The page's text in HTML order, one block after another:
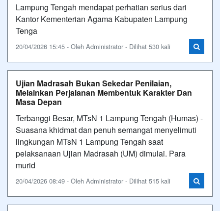
Lampung Tengah mendapat perhatian serius dari
Kantor Kementerian Agama Kabupaten Lampung
Tenga
20/04/2026 15:45 - Oleh Administrator - Dilihat 530 kali
Ujian Madrasah Bukan Sekedar Penilaian,
Melainkan Perjalanan Membentuk Karakter Dan
Masa Depan
Terbanggi Besar, MTsN 1 Lampung Tengah (Humas) -
Suasana khidmat dan penuh semangat menyelimuti
lingkungan MTsN 1 Lampung Tengah saat
pelaksanaan Ujian Madrasah (UM) dimulai. Para
murid
20/04/2026 08:49 - Oleh Administrator - Dilihat 515 kali